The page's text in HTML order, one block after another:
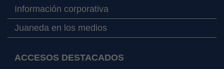
Información corporativa
Juaneda en los medios
ACCESOS DESTACADOS